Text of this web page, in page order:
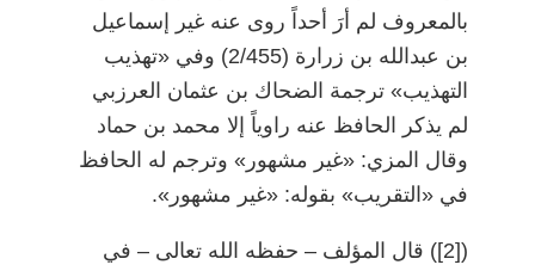
بالمعروف لم أرَ أحداً روى عنه غير إسماعيل
بن عبدالله بن زرارة (2/455) وفي «تهذيب
التهذيب» ترجمة الضحاك بن عثمان العرزبي
لم يذكر الحافظ عنه راوياً إلا محمد بن حماد
وقال المزي: «غير مشهور» وترجم له الحافظ
في «التقريب» بقوله: «غير مشهور».
([2]) قال المؤلف– حفظه الله تعالى– في